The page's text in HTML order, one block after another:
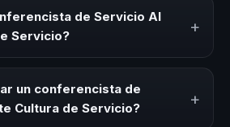
de Servicio Al
Servicio?
+
que comparte conocimiento,
sobre este tema en eventos
y seminarios. Su objetivo es
un conferencista de
Cultura de Servicio?
+